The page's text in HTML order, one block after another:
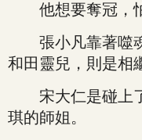
他想要奪冠，怕
張小凡靠著噬魂
和田靈兒，則是相
宋大仁是碰上了
琪的師姐。